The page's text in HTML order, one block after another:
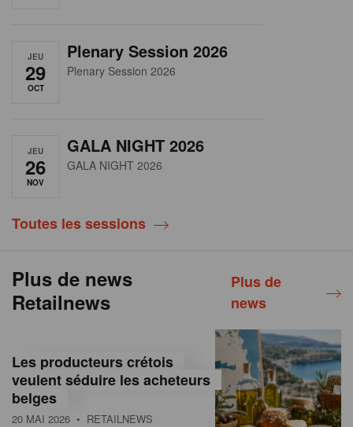
JEU
29
OCT
Plenary Session 2026
Plenary Session 2026
JEU
26
NOV
GALA NIGHT 2026
GALA NIGHT 2026
Toutes les sessions
Plus de news
Retailnews
Plus de
news
Les producteurs crétois
veulent séduire les acheteurs
belges
20 MAI 2026 • RETAILNEWS